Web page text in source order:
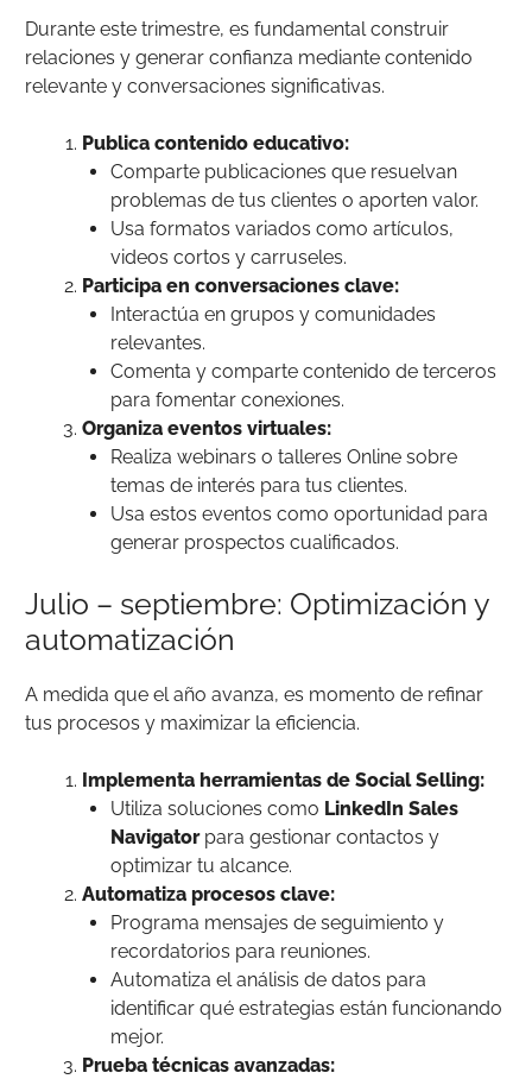
Durante este trimestre, es fundamental construir
relaciones y generar confianza mediante contenido
relevante y conversaciones significativas.
Publica contenido educativo:
Comparte publicaciones que resuelvan
problemas de tus clientes o aporten valor.
Usa formatos variados como artículos,
videos cortos y carruseles.
Participa en conversaciones clave:
Interactúa en grupos y comunidades
relevantes.
Comenta y comparte contenido de terceros
para fomentar conexiones.
Organiza eventos virtuales:
Realiza webinars o talleres Online sobre
temas de interés para tus clientes.
Usa estos eventos como oportunidad para
generar prospectos cualificados.
Julio – septiembre: Optimización y
automatización
A medida que el año avanza, es momento de refinar
tus procesos y maximizar la eficiencia.
Implementa herramientas de Social Selling:
Utiliza soluciones como LinkedIn Sales
Navigatorpara gestionar contactos y
optimizar tu alcance.
Automatiza procesos clave:
Programa mensajes de seguimiento y
recordatorios para reuniones.
Automatiza el análisis de datos para
identificar qué estrategias están funcionando
mejor.
Prueba técnicas avanzadas: